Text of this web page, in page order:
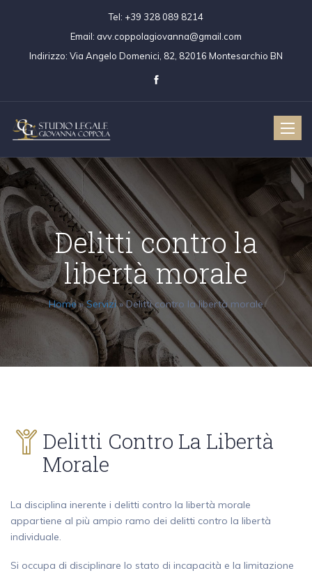
Tel: +39 328 089 8214
Email: avv.coppolagiovanna@gmail.com
Indirizzo: Via Angelo Domenici, 82, 82016 Montesarchio BN
Toggle
Delitti contro la
libertà morale
Home»Servizi»Delitti contro la libertà morale
Delitti Contro La Libertà
Morale
La disciplina inerente i delitti contro la libertà morale
appartiene al più ampio ramo dei delitti contro la libertà
individuale.
Si occupa di disciplinare lo stato di incapacità e la limitazione